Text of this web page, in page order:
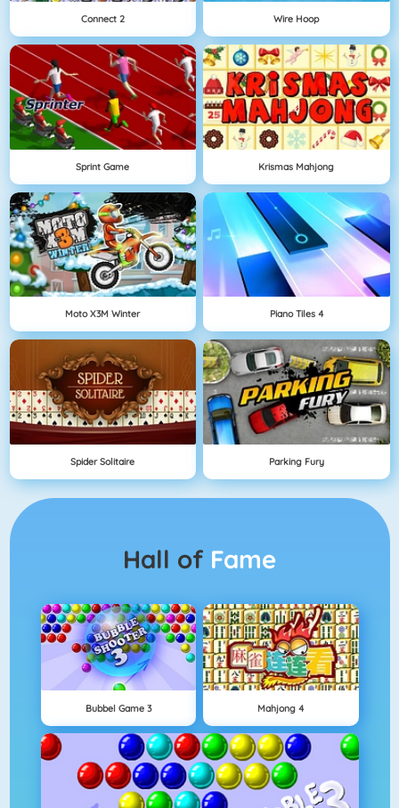
Connect 2 Wire Hoop
Sprint Game Krismas Mahjong
Moto X3M Winter Piano Tiles 4
Spider Solitaire Parking Fury
Hall of Fame
Bubbel Game 3 Mahjong 4